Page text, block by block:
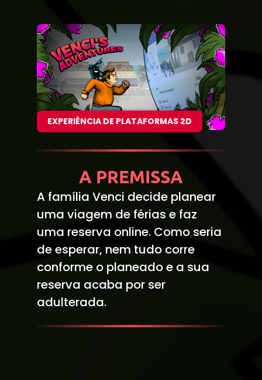
A PREMISSA
A família Venci decide planear
uma viagem de férias e faz
uma reserva online. Como seria
de esperar, nem tudo corre
conforme o planeado e a sua
reserva acaba por ser
adulterada.
EXPERIÊNCIA DE PLATAFORMAS 2D